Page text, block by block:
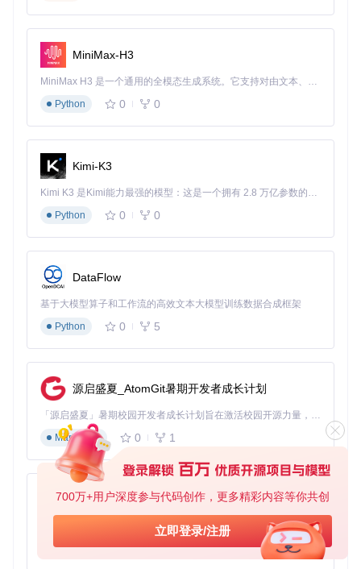
700万+用户深度参与代码创作，更多精彩内容等你共创
立即登录/注册
场景一：笔记本电脑显存故障诊断
用户故事
温度监测显示GPU温度正常。使用memtest_vulkan检测后发
现集成显卡存在地址线错误，通过在BIOS中调整显存分配从1
GB增加到2GB，问题得到解决。
用户故事：二手硬件经销商老王收到一批RX 580矿卡，通过m
emtest_vulkan进行2小时深度测试，筛选出3张存在多比特错
误的显卡，避免将故障产品卖给客户。
场景三：超频稳定性验证
用户故事：硬件爱好者小陈将RTX 2070超频至1800MHz，通
过memtest_vulkan的60分钟压力测试，确认在该频率下显存
无错误，最终实现性能提升15%的稳定超频。
构建显存健康监控体系：频率与自动化方案
检测频率建议表
用户类型
普通用户
游戏玩家
每两周1次 15分钟
吞吐量稳定性
专业工作站
每周1次
自动化脚本路径 ：项目提供的run-lint.sh可作为基础模板，
修改后添加到系统定时任务。例如在Linux系统中，通过cront
实现每日凌晨1点自动检测。
MiniMax-H3
MiniMax H3 是一个通用的全模态生成系统。它支持对由文本、图像、视频和音频组成的多模态上下文进行统一理解，并能生成分辨率高达 2K、时长可达 15 秒的带原生立体声音频的视频。得益于面向任务泛化的系统设计，H3 在预训练阶段就已具备广泛的多模态上下文理解与生成能力，能够出色地执行复杂的多模态指令。
Python
0 0
Kimi-K3
Kimi K3 是Kimi能力最强的模型：这是一个拥有 2.8 万亿参数的混合专家（MoE）模型，具备原生视觉理解能力，并支持 100 万 token 的上下文窗口。
Python
0 0
DataFlow
基于大模型算子和工作流的高效文本大模型训练数据合成框架
Python
0 5
源启盛夏_AtomGit暑期开发者成长计划
「源启盛夏」暑期校园开发者成长计划旨在激活校园开源力量，通过积分激励、认证扶持、资源倾斜等形式，引导高校组织和开发者完成「入驻 — 建项目 — 做贡献 — 获认证 — 得资源」的完整闭环。无论你是想带领社团入驻平台的组织者，还是希望用代码贡献证明自己的开发者，都能在这里找到属于你的成长路径。
Markdown
0 1
py-xiaozhi
基于Python的Xiaozhi AI，适用于想要完整Xiaozhi体验而无需拥有专用硬件的用户。
Python
0 1